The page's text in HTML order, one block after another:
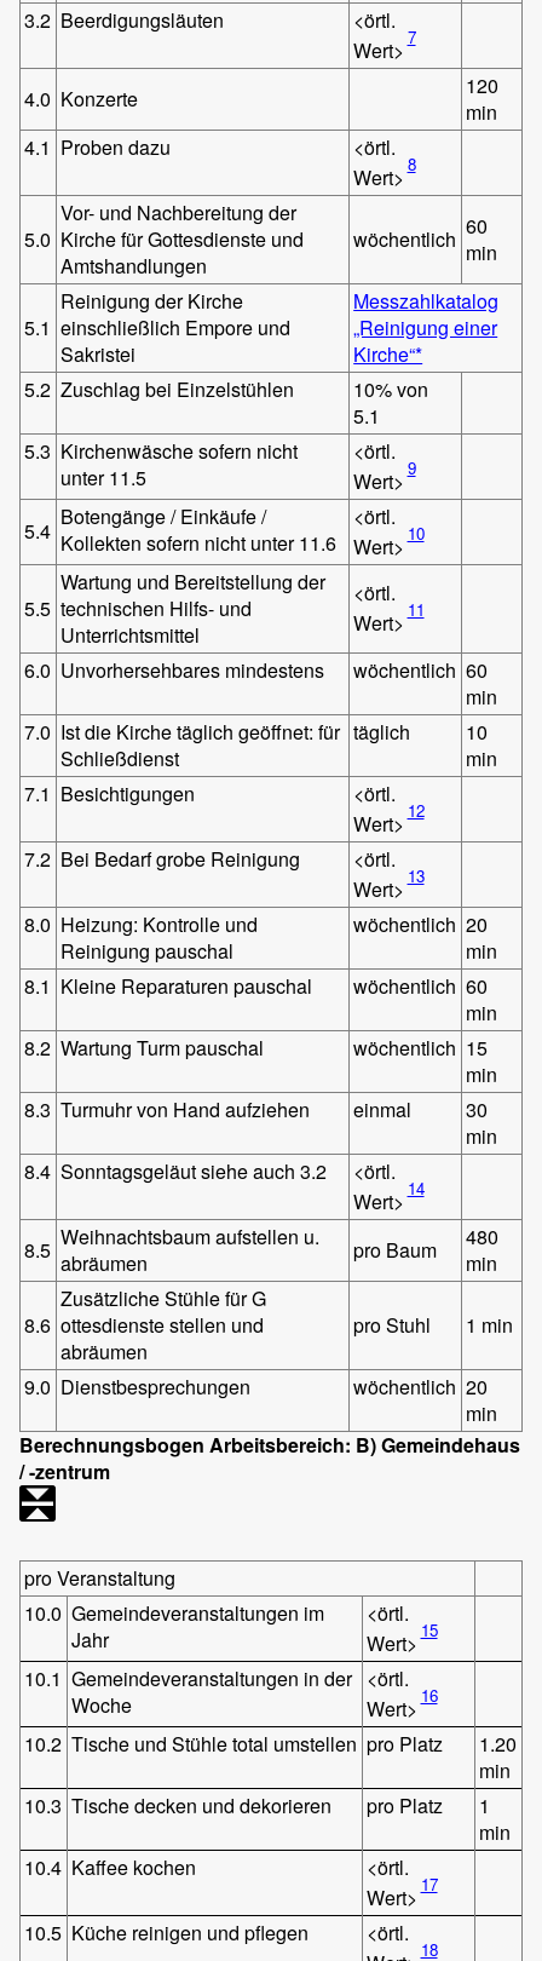
3.2 Beerdigungsläuten
<örtl.
Wert> 7
4.0 Konzerte
120
min
4.1 Proben dazu
<örtl.
Wert> 8
5.0
Vor- und Nachbereitung der
Kirche für Gottesdienste und
Amtshandlungen
wöchentlich 60
min
5.1
Reinigung der Kirche
einschließlich Empore und
Sakristei
Messzahlkatalog
„Reinigung einer
Kirche“*
5.2 Zuschlag bei Einzelstühlen
10% von
5.1
5.3 Kirchenwäsche sofern nicht
unter 11.5
<örtl.
Wert> 9
5.4
Botengänge / Einkäufe /
Kollekten sofern nicht unter 11.6
<örtl.
Wert> 10
5.5
Wartung und Bereitstellung der
technischen Hilfs- und
Unterrichtsmittel
<örtl.
Wert> 11
6.0 Unvorhersehbares mindestens wöchentlich 60
min
7.0 Ist die Kirche täglich geöffnet: für
Schließdienst
täglich
10
min
7.1 Besichtigungen
<örtl.
Wert> 12
7.2 Bei Bedarf grobe Reinigung
<örtl.
Wert> 13
8.0 Heizung: Kontrolle und
Reinigung pauschal
wöchentlich 20
min
8.1 Kleine Reparaturen pauschal wöchentlich 60
min
8.2 Wartung Turm pauschal wöchentlich 15
min
8.3 Turmuhr von Hand aufziehen einmal
30
min
8.4 Sonntagsgeläut siehe auch 3.2
<örtl.
Wert> 14
8.5 Weihnachtsbaum aufstellen u.
abräumen
pro Baum
480
min
8.6
Zusätzliche Stühle für G
ottesdienste stellen und
abräumen
pro Stuhl 1 min
9.0 Dienstbesprechungen wöchentlich 20
min
Berechnungsbogen Arbeitsbereich: B) Gemeindehaus
/ -zentrum
pro Veranstaltung
10.0 Gemeindeveranstaltungen im
Jahr
<örtl.
Wert> 15
10.1 Gemeindeveranstaltungen in der
Woche
<örtl.
Wert> 16
10.2 Tische und Stühle total umstellen pro Platz
1.20
min
10.3 Tische decken und dekorieren pro Platz
1
min
10.4 Kaffee kochen
<örtl.
Wert> 17
10.5 Küche reinigen und pflegen
<örtl.
18